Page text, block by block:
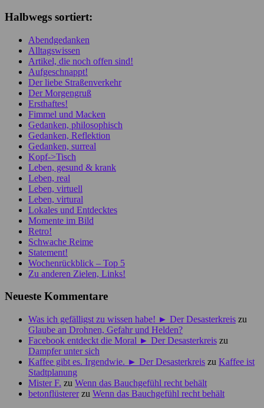
Halbwegs sortiert:
Abendgedanken
Alltagswissen
Artikel, die noch offen sind!
Aufgeschnappt!
Der liebe Straßenverkehr
Der Morgengruß
Ersthaftes!
Fimmel und Macken
Gedanken, philosophisch
Gedanken, Reflektion
Gedanken, surreal
Kopf->Tisch
Leben, gesund & krank
Leben, real
Leben, virtuell
Leben, virtural
Lokales und Entdecktes
Momente im Bild
Retro!
Schwache Reime
Statement!
Wochenrückblick – Top 5
Zu anderen Zielen, Links!
Neueste Kommentare
Was ich gefälligst zu wissen habe! ► Der Desasterkreis zu
Glaube an Drohnen, Gefahr und Helden?
Facebook entdeckt die Moral ► Der Desasterkreis zu
Dampfer unter sich
Kaffee gibt es. Irgendwie. ► Der Desasterkreis zu Kaffee ist
Stadtplanung
Mister F. zu Wenn das Bauchgefühl recht behält
betonflüstererzu Wenn das Bauchgefühl recht behält